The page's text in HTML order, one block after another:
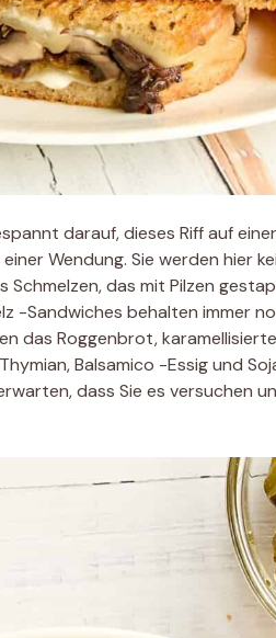
darauf, dieses Riff auf
Wendung. Sie werden hier
das mit Pilzen
-Sandwiches behalten immer
das Roggenbrot,
Balsamico -Essig und
dass Sie es versuchen